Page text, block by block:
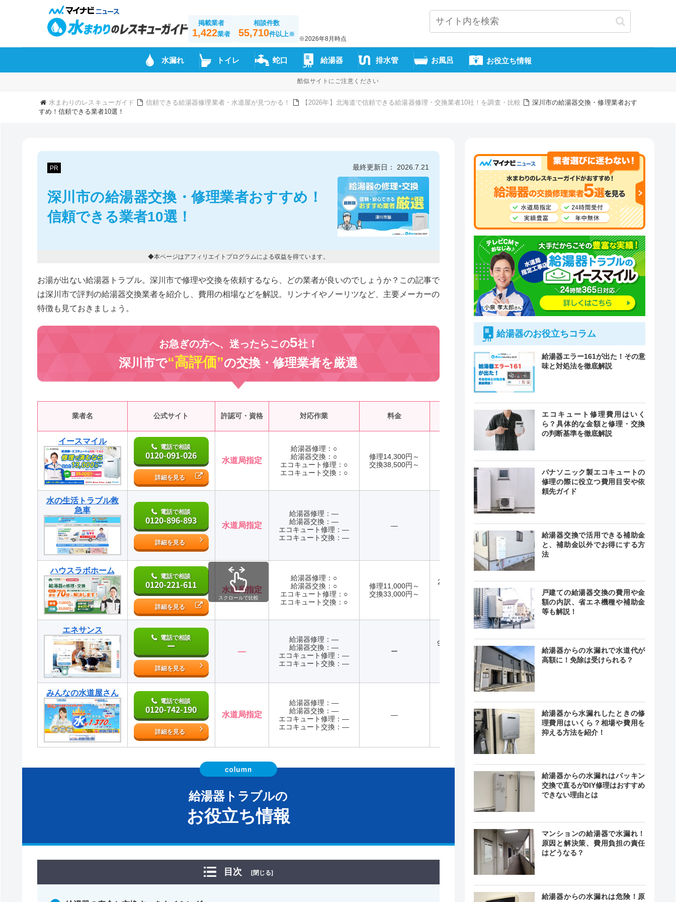
掲載業者
1,422業者
相談件数
55,710件以上※
※2026年8月時点
水漏れ トイレ 蛇口 給湯器 排水管 お風呂 お役立ち情報
酷似サイトにご注意ください
水まわりのレスキューガイド 信頼できる給湯器修理業者・水道屋が見つかる！ 【2026年】北海道で信頼できる給湯器修理・交換業者10社！を調査・比較
深川市の給湯器交換・修理業者おす
すめ！信頼できる業者10選！
PR
深川市の給湯器交換・修理業者おすすめ！
信頼できる業者10選！
最終更新日： 2026.7.21
◆本ページはアフィリエイトプログラムによる収益を得ています。
お湯が出ない給湯器トラブル。深川市で修理や交換を依頼するなら、どの業者が良いのでしょうか？この記事で
は深川市で評判の給湯器交換業者を紹介し、費用の相場などを解説。リンナイやノーリツなど、主要メーカーの
特徴も見ておきましょう。
お急ぎの方へ、迷ったらこの5社！
深川市で“高評価”の交換・修理業者を厳選
業者名 公式サイト 許認可・資格 対応作業 料金 緊急駆けつけ
イースマイル
電話で相談
0120-091-026
詳細を見る
水道局指定
給湯器修理：○
給湯器交換：○
エコキュート修理：○
エコキュート交換：○
修理14,300円～
交換38,500円～
最短20分
水の生活トラブル救
急車
電話で相談
0120-896-893
詳細を見る
水道局指定
給湯器修理：―
給湯器交換：―
エコキュート修理：―
エコキュート交換：―
― 最短30分
ハウスラボホーム
電話で相談
0120-221-611
詳細を見る
水道局指定
給湯器修理：○
給湯器交換：○
エコキュート修理：○
エコキュート交換：○
修理11,000円～
交換33,000円～
24時間 年中
最短20分
エネサンス
電話で相談
ー
詳細を見る
―
給湯器修理：―
給湯器交換：―
エコキュート修理：―
エコキュート交換：―
ー
9:00～18:00
ー
みんなの水道屋さん
電話で相談
0120-742-190
詳細を見る
水道局指定
給湯器修理：―
給湯器交換：―
エコキュート修理：―
エコキュート交換：―
― 最短15分
スクロールで比較
給湯器トラブルの
お役立ち情報
目次 [閉じる]
給湯器のお役立ちコラム
給湯器エラー161が出た！その意
味と対処法を徹底解説
エコキュート修理費用はいく
ら？具体的な金額と修理・交換
の判断基準を徹底解説
パナソニック製エコキュートの
修理の際に役立つ費用目安や依
頼先ガイド
給湯器交換で活用できる補助金
と、補助金以外でお得にする方
法
戸建ての給湯器交換の費用や金
額の内訳、省エネ機種や補助金
等も解説！
給湯器からの水漏れで水道代が
高額に！免除は受けられる？
給湯器から水漏れしたときの修
理費用はいくら？相場や費用を
抑える方法を紹介！
給湯器からの水漏れはパッキン
交換で直るがDIY修理はおすすめ
できない理由とは
マンションの給湯器で水漏れ！
原因と解決策、費用負担の責任
はどうなる？
給湯器からの水漏れは危険！原